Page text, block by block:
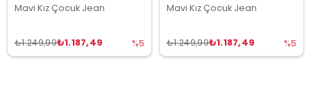
Mavi Kız Çocuk Jean
₺1.187,49
₺1.249,99 %5
Mavi Kız Çocuk Jean
₺1.187,49
₺1.249,99 %5